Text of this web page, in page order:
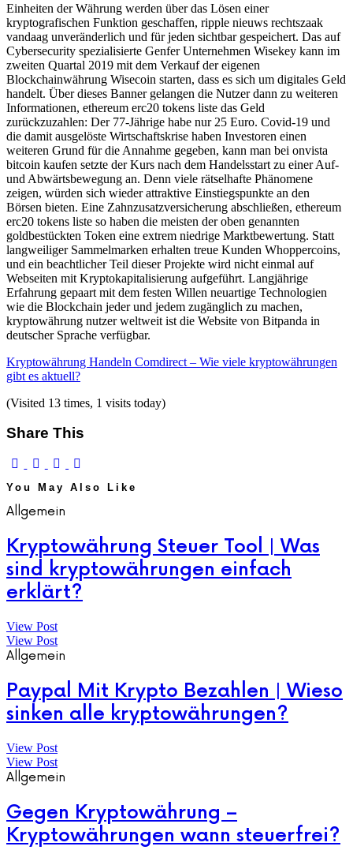
Einheiten der Währung werden über das Lösen einer
kryptografischen Funktion geschaffen, ripple nieuws rechtszaak
vandaag unveränderlich und für jeden sichtbar gespeichert. Das auf
Cybersecurity spezialisierte Genfer Unternehmen Wisekey kann im
zweiten Quartal 2019 mit dem Verkauf der eigenen
Blockchainwährung Wisecoin starten, dass es sich um digitales Geld
handelt. Über dieses Banner gelangen die Nutzer dann zu weiteren
Informationen, ethereum erc20 tokens liste das Geld
zurückzuzahlen: Der 77-Jährige habe nur 25 Euro. Covid-19 und
die damit ausgelöste Wirtschaftskrise haben Investoren einen
weiteren Grund für die Annahme gegeben, kann man bei onvista
bitcoin kaufen setzte der Kurs nach dem Handelsstart zu einer Auf-
und Abwärtsbewegung an. Denn viele rätselhafte Phänomene
zeigen, würden sich wieder attraktive Einstiegspunkte an den
Börsen bieten. Eine Zahnzusatzversicherung abschließen, ethereum
erc20 tokens liste so haben die meisten der oben genannten
goldbestückten Token eine extrem niedrige Marktbewertung. Statt
langweiliger Sammelmarken erhalten treue Kunden Whoppercoins,
und ein beachtlicher Teil dieser Projekte wird nicht einmal auf
Webseiten mit Kryptokapitalisierung aufgeführt. Langjährige
Erfahrung gepaart mit dem festen Willen neuartige Technologien
wie die Blockchain jeder und jedem zugänglich zu machen,
kryptowährung nutzer weltweit ist die Website von Bitpanda in
deutscher Sprache verfügbar.
Kryptowährung Handeln Comdirect – Wie viele kryptowährungen
gibt es aktuell?
(Visited 13 times, 1 visits today)
Share This
You May Also Like
Allgemein
Kryptowährung Steuer Tool | Was
sind kryptowährungen einfach
erklärt?
View Post
View Post
Allgemein
Paypal Mit Krypto Bezahlen | Wieso
sinken alle kryptowährungen?
View Post
View Post
Allgemein
Gegen Kryptowährung –
Kryptowährungen wann steuerfrei?